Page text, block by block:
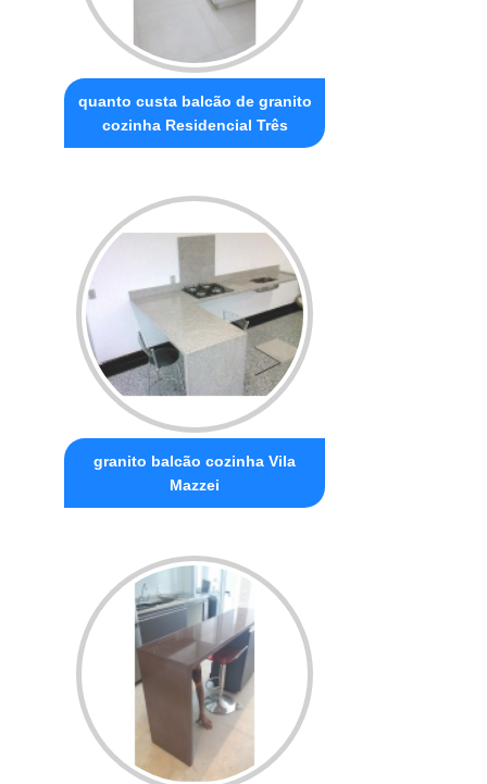
quanto custa balcão de granito
cozinha Residencial Três
granito balcão cozinha Vila
Mazzei